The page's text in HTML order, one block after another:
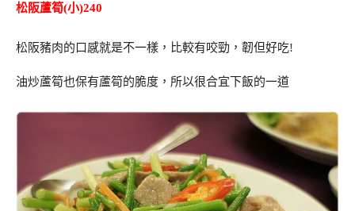
松阪蘆筍(小)240
松阪豬肉的口感就是不一樣，比較有咬勁，韌但好吃!
油炒蘆筍也保有蘆筍的脆度，所以很合宜下飯的一道